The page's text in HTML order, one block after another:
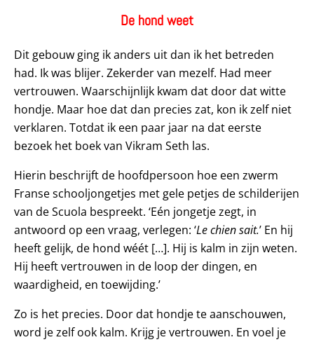
De hond weet
Dit gebouw ging ik anders uit dan ik het betreden
had. Ik was blijer. Zekerder van mezelf. Had meer
vertrouwen. Waarschijnlijk kwam dat door dat witte
hondje. Maar hoe dat dan precies zat, kon ik zelf niet
verklaren. Totdat ik een paar jaar na dat eerste
bezoek het boek van Vikram Seth las.
Hierin beschrijft de hoofdpersoon hoe een zwerm
Franse schooljongetjes met gele petjes de schilderijen
van de Scuola bespreekt. ‘Eén jongetje zegt, in
antwoord op een vraag, verlegen: ‘Le chien sait.’ En hij
heeft gelijk, de hond wéét […]. Hij is kalm in zijn weten.
Hij heeft vertrouwen in de loop der dingen, en
waardigheid, en toewijding.’
Zo is het precies. Door dat hondje te aanschouwen,
word je zelf ook kalm. Krijg je vertrouwen. En voel je